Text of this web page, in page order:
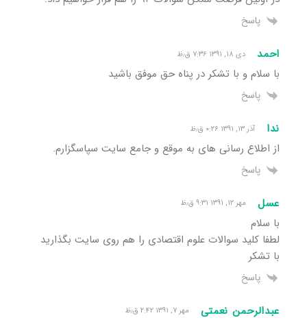
پاسخ
احمد دی ۱۸, ۱۳۹۱ ۷:۳۶ ق٫ظ
با سلام و با تشکر در پناه حق موفق باشید
پاسخ
ندا آذر ۱۳, ۱۳۹۱ ۰:۲۶ ق٫ظ
از اطلاع رسانی های به موقع و جامع سایت سپاسگزارم.
پاسخ
عسل مهر ۱۲, ۱۳۹۱ ۹:۳۱ ق٫ظ
با سلام
لطفا کلید سوالات علوم اقتصادی را هم روی سایت بگذارید
با تشکر
پاسخ
عبدالرحمن نعمتی مهر ۷, ۱۳۹۱ ۲:۴۲ ق٫ظ